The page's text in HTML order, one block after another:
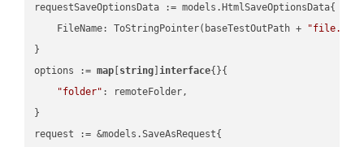
requestSaveOptionsData := models.HtmlSaveOptionsData{
    FileName: ToStringPointer(baseTestOutPath +
"file.OTT"
}
options := map string ]interface{}{
"folder" : remoteFolder,
}
request := &models.SaveAsRequest{